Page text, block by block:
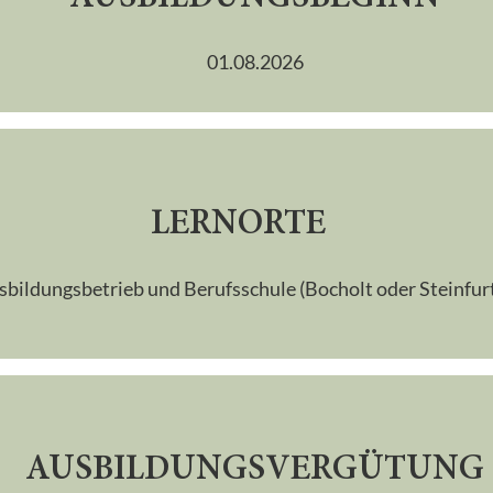
01.08.2026
LERNORTE
und Berufsschule (Bocholt oder
AUSBILDUNGS­VERGÜTUNG